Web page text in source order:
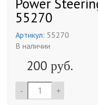
Power
55270
Артикул: 55270
В наличии
200 руб.
- +